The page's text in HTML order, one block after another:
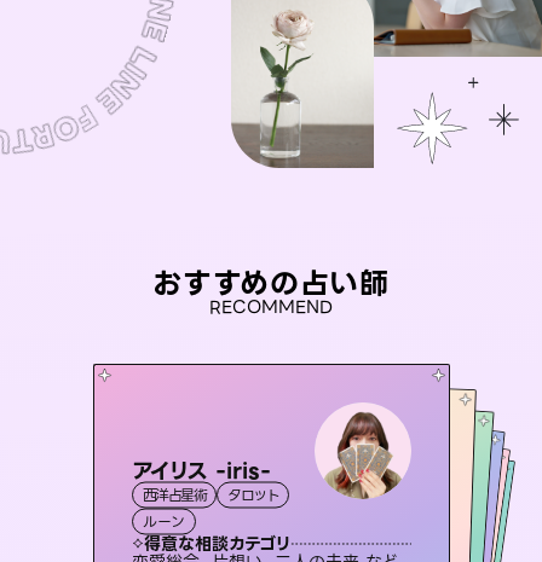
おすすめの占い師
RECOMMEND
アイリス -iris-
西洋占星術
タロット
ルーン
得意な相談カテゴリ
おう 霊感オラクル
霊視・オーラ
オラクルカード
得意な相談カテゴリ
セラピスト理恵
霊視・オーラ
スピリチュアル・リーディング
得意な相談カテゴリ
未来視師＊花
霊視・オーラ
スピリチュアル・リーディング
得意な相談カテゴリ
桃源珠羽
スピリチュアル・リーディング
彗望
霊視・オーラ
スピリチュアル・リーディング